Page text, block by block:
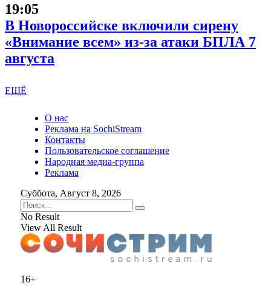
19:05
В Новороссийске включили сирену
«Внимание всем» из-за атаки БПЛА 7
августа
ЕЩЁ
О нас
Реклама на SochiStream
Контакты
Пользовательское соглашение
Народная медиа-группа
Реклама
Суббота, Август 8, 2026
No Result
View All Result
16+